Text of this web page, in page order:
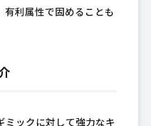
有利属性で固めることも
ミックに対して強力なキ